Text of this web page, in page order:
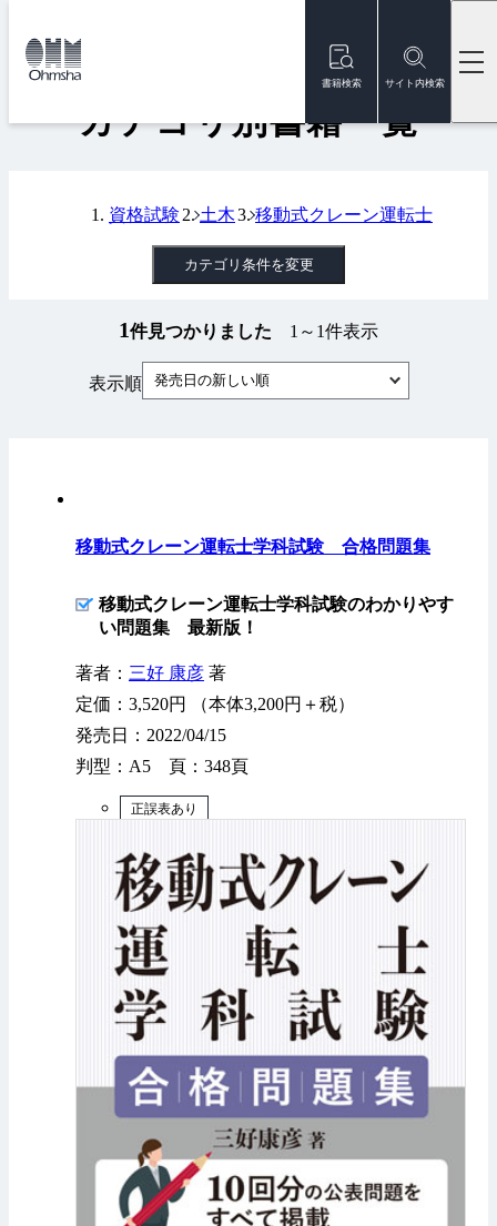
書籍検索 サイト内検索
トップ
カテゴリ別書籍一覧
資格試験 土木 移動式クレーン運転士
カテゴリ条件を変更
1件見つかりました 1～1件表示
表示順 発売日の新しい順
移動式クレーン運転士学科試験 合格問題集
移動式クレーン運転士学科試験のわかりやす
い問題集 最新版！
著者： 三好 康彦 著
定価：3,520円 （本体3,200円＋税）
発売日：2022/04/15
判型：A5 頁：348頁
正誤表あり